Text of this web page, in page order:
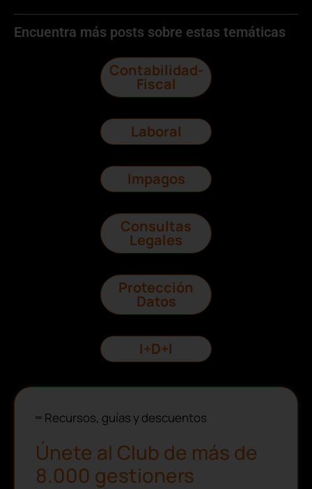
Encuentra más posts sobre estas temáticas
Contabilidad-
Fiscal
Laboral
Impagos
Consultas
Legales
Protección
Datos
I+D+I
Recursos, guías y descuentos
Únete al Club de más de
8.000 gestioners